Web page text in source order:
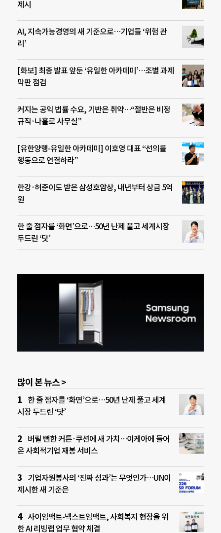
제시
AI, 지속가능경영의 새 기준으로…기업들 ‘위험 관
리’
[화보] 최종 발표 앞둔 ‘유일한 아카데미’…조별 과제
막판 점검
커지는 공익 법률 수요, 기반은 취약…“절반은 비정
규직·나홀로 사무실”
[유한양행-유일한 아카데미] 이호영 대표 “선의를
행동으로 연결하라”
한강·허준이도 받은 삼성호암상, 내년부터 상금 5억
원
한 줄 점자를 ‘화면’으로…50년 난제 풀고 세계시장
두드린 ‘닷’
많이 본 뉴스 >
한 줄 점자를 ‘화면’으로…50년 난제 풀고 세계
시장 두드린 ‘닷’
버릴 뻔한 커튼·쿠션에 새 가치…이케아에 들어
온 사회적기업 재봉 서비스
기업자원봉사의 ‘진짜 성과’는 무엇인가…UN이
제시한 새 기준은
사이임팩트-넥스트임팩트, 사회복지 현장을 위
한 AI 리빙랩 업무 협약 체결